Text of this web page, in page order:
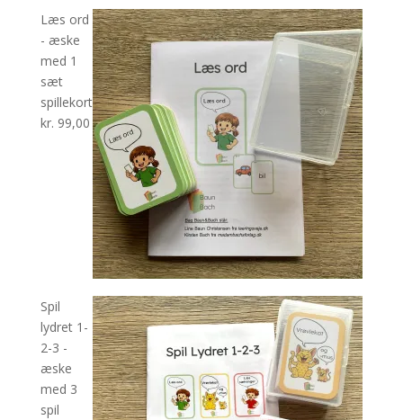
Læs ord
- æske
med 1
sæt
spillekort
kr. 99,00
Spil
lydret 1-
2-3 -
æske
med 3
spil